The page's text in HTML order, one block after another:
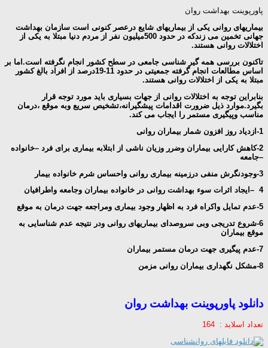
پاورپوینت بهداشت روان
بیماریهای روانی یکی از بیماریهای شایع درعصر کنونی است سازمان بهداشت
جهانی تخمین می زندکه در حدود 500میلیون
نفر از مردم دنیا مبتلا به یکی از
اختلالات روانی هستند.
تاکنون بررسی همه گیر شناسی جامعی در سطح کشور انجام نگرفته است.اما بر
اساس مطالعات انجام گرفته جمعیتی در حدود 11-19درصد
از افراد بالغ کشور
مبتلا به یکی از اختلالات روانی هستند.
بنابراین توجه به اختلالات روانی از جهات بسیاری باید مورد توجه قرار
بگیرد.موارد ذیل ضرورت اقدامات پیشگیرانه،تشخیص سریع وبه موقع ،درمان
مناسب وپیگیری مستمر را ایجاب می کند.
1- ازدیاد روز افزون شمار بیماران روانی
2- کاهش کارایی بیماران وضرر وزیان ناشی از ابتلابه بیماری برای فرد –خانواده
–جامعه
3-وجودنگرش منفی درزمینه بیماری روانی واحساس شرم خانواده بیمار
4 –
ایجاد اثرات سوء بهداشت روانی در خانواده بیماران وجامعه واطرافیان
5- عدم تمایل واکراه فرد به اظهار وجود بیماری ومراجعه جهت درمان به موقع
6- شروع تدریجی وبی سروصدای بیماریهای روانی ودر نتیجه عدم شناسایی به
موقع بیماران
7- عدم پیگیری جهت درمان مستمر بیماران
8- مشکل نگهداری بیماران روانی مزمن
دانلود پاورپوینت بهداشت روان
تعداد اسلاید : 164